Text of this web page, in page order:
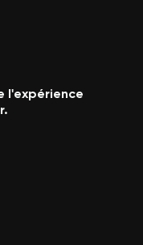
l'expérience